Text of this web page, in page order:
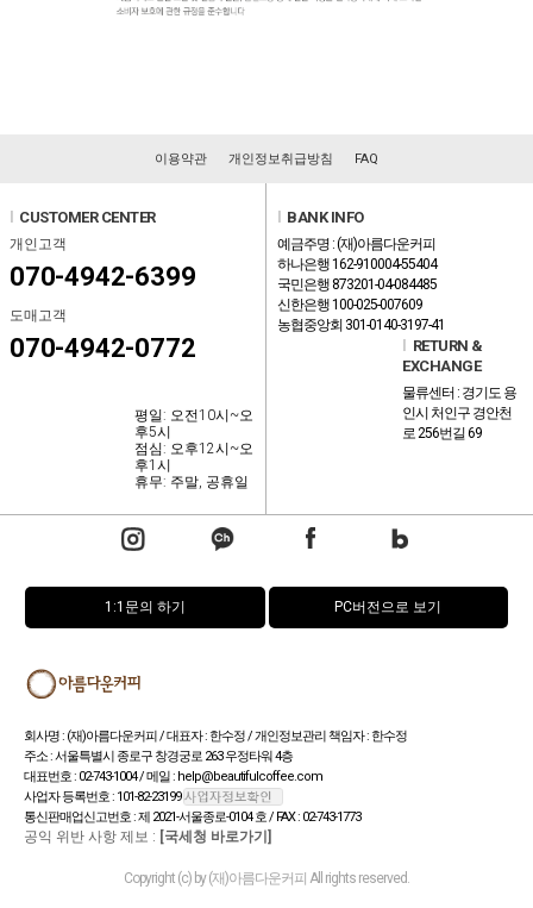
이용약관 개인정보취급방침 FAQ
CUSTOMER CENTER
개인고객
070-4942-6399
도매고객
070-4942-0772
평일: 오전10시~오
후5시
점심: 오후12시~오
후1시
휴무: 주말, 공휴일
BANK INFO
예금주명 : (재)아름다운커피
하나은행 162-910004-55404
국민은행 873201-04-084485
신한은행 100-025-007609
농협중앙회 301-0140-3197-41
RETURN &
EXCHANGE
물류센터 : 경기도 용
인시 처인구 경안천
로 256번길 69
1:1문의 하기 PC버전으로 보기
회사명 : (재)아름다운커피 / 대표자 : 한수정 / 개인정보관리 책임자 : 한수정
주소 : 서울특별시 종로구 창경궁로 263 우정타워 4층
대표번호 : 02-743-1004 / 메일 : help@beautifulcoffee.com
사업자 등록번호 : 101-82-23199
통신판매업신고번호 : 제 2021-서울종로-0104 호 / FAX : 02-743-1773
공익 위반 사항 제보 : [국세청 바로가기]
Copyright (c) by (재)아름다운커피 All rights reserved.